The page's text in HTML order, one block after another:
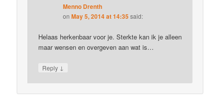
Menno Drenth
onMay 5, 2014 at 14:35 said:
Helaas herkenbaar voor je. Sterkte kan ik je alleen
maar wensen en overgeven aan wat is…
Reply ↓